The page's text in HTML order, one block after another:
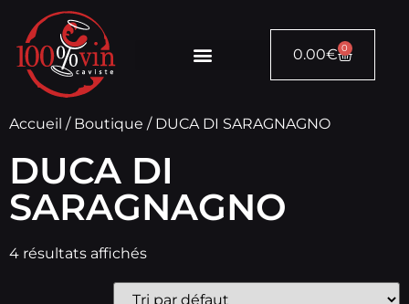
0.00€ 0
Accueil / Boutique / DUCA DI SARAGNAGNO
DUCA DI
SARAGNAGNO
4 résultats affichés